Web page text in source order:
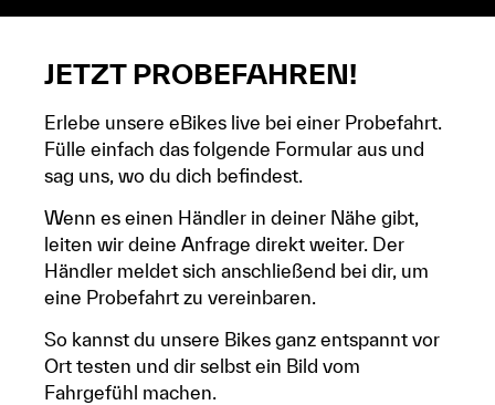
JETZT PROBEFAHREN!
Erlebe unsere eBikes live bei einer Probefahrt.
Fülle einfach das folgende Formular aus und
sag uns, wo du dich befindest.
Wenn es einen Händler in deiner Nähe gibt,
leiten wir deine Anfrage direkt weiter. Der
Händler meldet sich anschließend bei dir, um
eine Probefahrt zu vereinbaren.
So kannst du unsere Bikes ganz entspannt vor
Ort testen und dir selbst ein Bild vom
Fahrgefühl machen.